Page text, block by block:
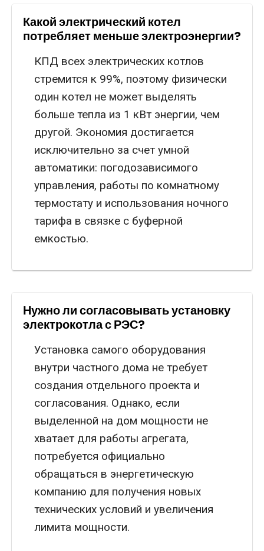
Какой электрический котел
потребляет меньше электроэнергии?
КПД всех электрических котлов
стремится к 99%, поэтому физически
один котел не может выделять
больше тепла из 1 кВт энергии, чем
другой. Экономия достигается
исключительно за счет умной
автоматики: погодозависимого
управления, работы по комнатному
термостату и использования ночного
тарифа в связке с буферной
емкостью.
Нужно ли согласовывать установку
электрокотла с РЭС?
Установка самого оборудования
внутри частного дома не требует
создания отдельного проекта и
согласования. Однако, если
выделенной на дом мощности не
хватает для работы агрегата,
потребуется официально
обращаться в энергетическую
компанию для получения новых
технических условий и увеличения
лимита мощности.